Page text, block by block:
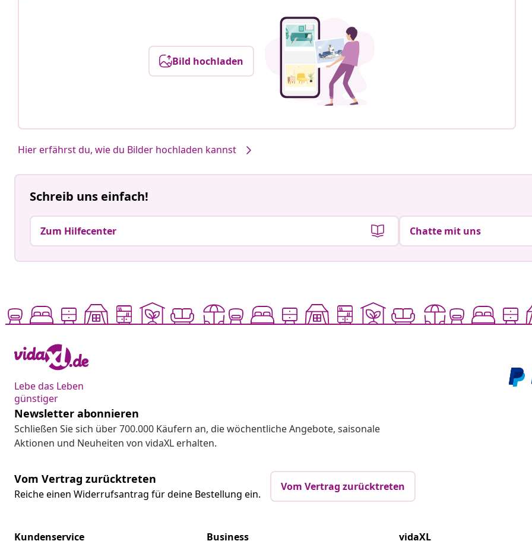
Bild hochladen
Hier erfährst du, wie du Bilder hochladen kannst
Schreib uns einfach!
Zum Hilfecenter Chatte mit uns
Lebe das Leben
günstiger
Newsletter abonnieren
Schließen Sie sich über 700.000 Käufern an, die wöchentliche Angebote, saisonale
Aktionen und Neuheiten von vidaXL erhalten.
Vom Vertrag zurücktreten
Reiche einen Widerrufsantrag für deine Bestellung ein.
Vom Vertrag zurücktreten
Kundenservice
Business
vidaXL